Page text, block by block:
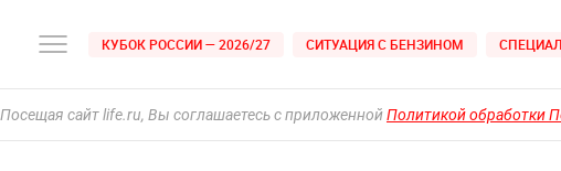
КУБОК РОССИИ — 2026/27 СИТУАЦИЯ С БЕНЗИНОМ
Посещая сайт life.ru, Вы соглашаетесь с приложеннойПолитикой обработки